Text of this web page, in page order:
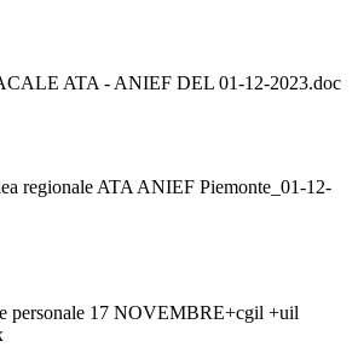
ATA - ANIEF DEL 01-12-2023.doc
regionale ATA ANIEF Piemonte_01-12-
personale 17 NOVEMBRE+cgil +uil